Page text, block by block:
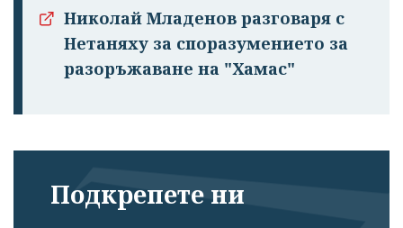
Николай Младенов разговаря с
Нетаняху за споразумението за
разоръжаване на "Хамас"
Подкрепете ни